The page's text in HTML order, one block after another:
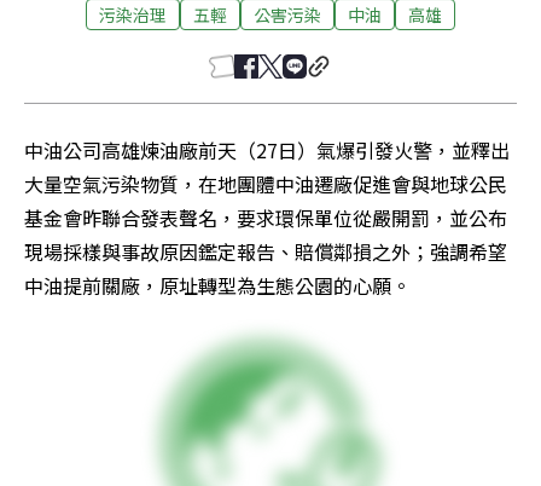
污染治理 五輕 公害污染 中油 高雄
中油公司高雄煉油廠前天（27日）氣爆引發火警，並釋出
大量空氣污染物質，在地團體中油遷廠促進會與地球公民
基金會昨聯合發表聲名，要求環保單位從嚴開罰，並公布
現場採樣與事故原因鑑定報告、賠償鄰損之外；強調希望
中油提前關廠，原址轉型為生態公園的心願。